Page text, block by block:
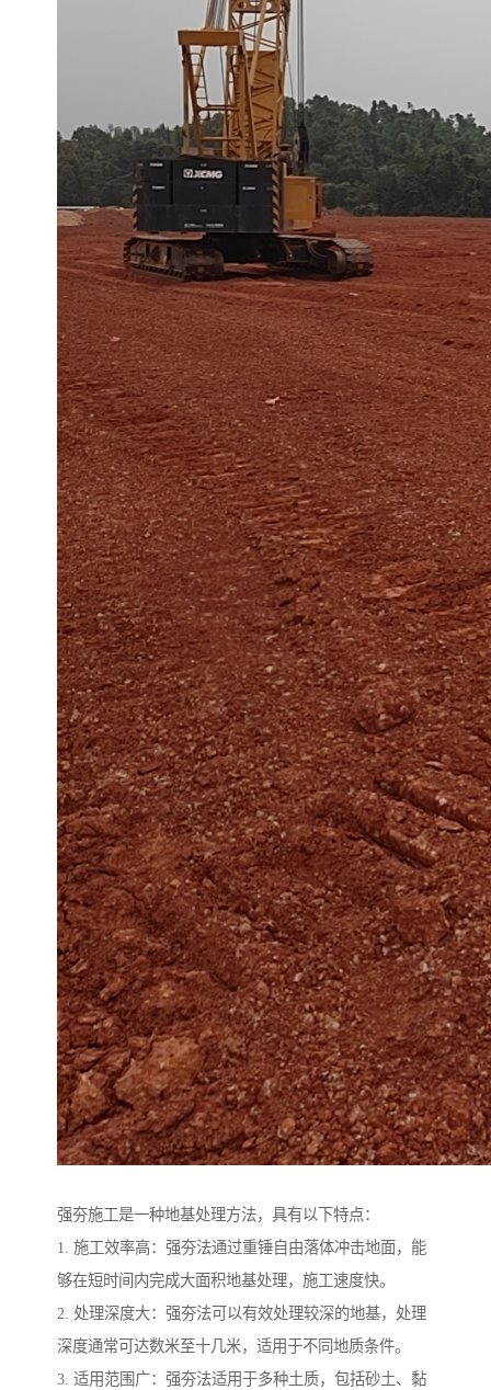
强夯施工是一种地基处理方法，具有以下特点：
1. 施工效率高：强夯法通过重锤自由落体冲击地面，能
够在短时间内完成大面积地基处理，施工速度快。
2. 处理深度大：强夯法可以有效处理较深的地基，处理
深度通常可达数米至十几米，适用于不同地质条件。
3. 适用范围广：强夯法适用于多种土质，包括砂土、黏